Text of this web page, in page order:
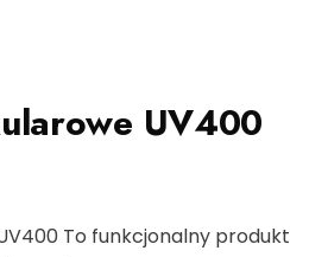
UV400
To funkcjonalny produkt